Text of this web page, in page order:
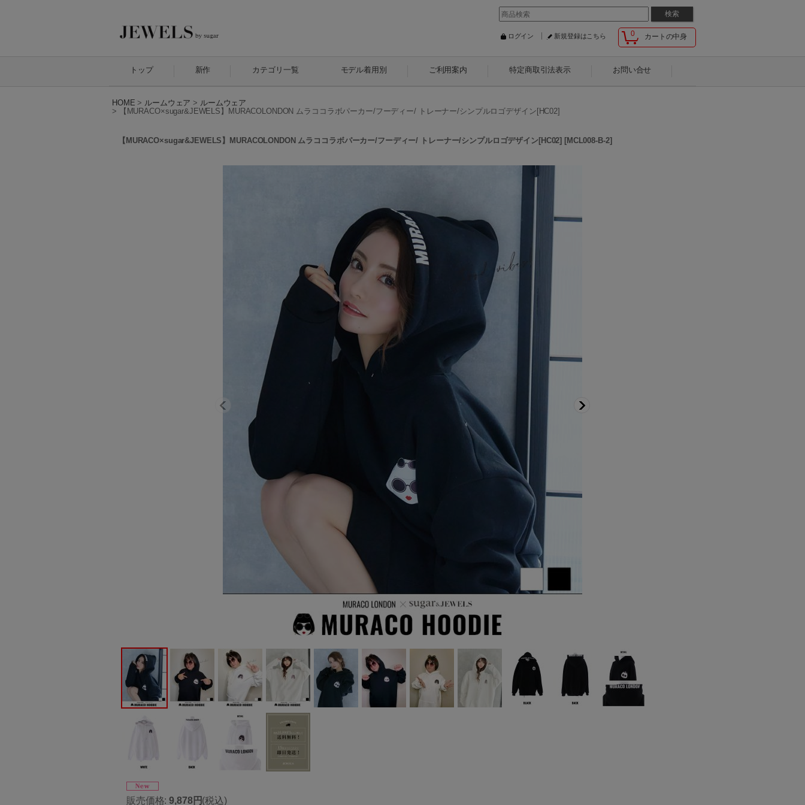
0 カートの中身
ログイン 新規登録はこちら
トップ 新作 カテゴリ一覧 モデル着用別 ご利用案内 特定商取引法表示 お問い合せ
HOME > ルームウェア > ルームウェア
>
【MURACO×sugar&JEWELS】MURACOLONDON ムラココラボパーカー/フーディー/ トレーナー/シンプルロゴデザイン[HC02]
【MURACO×sugar&JEWELS】MURACOLONDON ムラココラボパーカー/フーディー/ トレーナー/シンプルロゴデザイン[HC02] [MCL008-B-2]
販売価格: 9,878円(税込)